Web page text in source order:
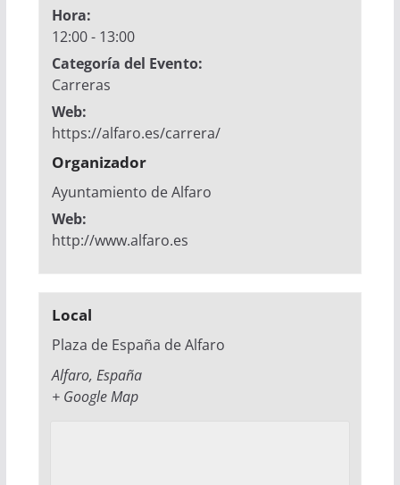
Hora:
12:00 - 13:00
Categoría del Evento:
Carreras
Web:
https://alfaro.es/carrera/
Organizador
Ayuntamiento de Alfaro
Web:
http://www.alfaro.es
Local
Plaza de España de Alfaro
Alfaro, España
+ Google Map